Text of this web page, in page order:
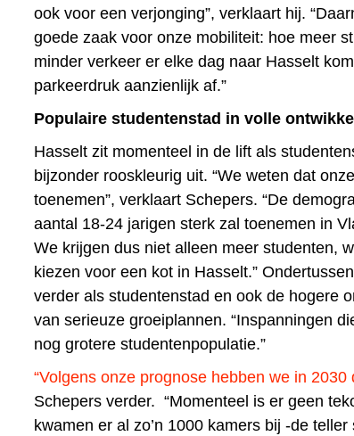
ook voor een verjonging”, verklaart hij.
goede zaak voor onze mobiliteit: hoe meer
minder verkeer er elke dag naar Hasselt
parkeerdruk aanzienlijk af.”
Populaire studentenstad in volle
Hasselt zit momenteel in de lift als
bijzonder rooskleurig uit. “We weten dat
toenemen”, verklaart Schepers. “De
aantal 18-24 jarigen sterk zal toenemen in
We krijgen dus niet alleen meer studenten,
kiezen voor een kot in Hasselt.”
verder als studentenstad en ook de hogere
van serieuze groeiplannen. “Inspanningen
nog grotere studentenpopulatie.”
“Volgens onze prognose hebben we in
Schepers verder. “Momenteel is er geen
kwamen er al zo’n 1000 kamers bij -de